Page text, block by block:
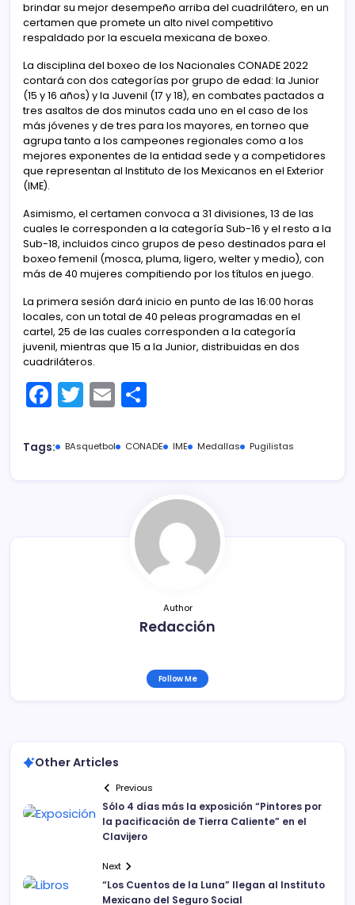
brindar su mejor desempeño arriba del cuadrilátero, en un
certamen que promete un alto nivel competitivo
respaldado por la escuela mexicana de boxeo.
La disciplina del boxeo de los Nacionales CONADE 2022
contará con dos categorías por grupo de edad: la Junior
(15 y 16 años) y la Juvenil (17 y 18), en combates pactados a
tres asaltos de dos minutos cada uno en el caso de los
más jóvenes y de tres para los mayores, en torneo que
agrupa tanto a los campeones regionales como a los
mejores exponentes de la entidad sede y a competidores
que representan al Instituto de los Mexicanos en el Exterior
(IME).
Asimismo, el certamen convoca a 31 divisiones, 13 de las
cuales le corresponden a la categoría Sub-16 y el resto a la
Sub-18, incluidos cinco grupos de peso destinados para el
boxeo femenil (mosca, pluma, ligero, welter y medio), con
más de 40 mujeres compitiendo por los títulos en juego.
La primera sesión dará inicio en punto de las 16:00 horas
locales, con un total de 40 peleas programadas en el
cartel, 25 de las cuales corresponden a la categoría
juvenil, mientras que 15 a la Junior, distribuidas en dos
cuadriláteros.
F
a
c
T
w
itt
E
m
ai m
ar
tir
Tags: BAsquetbol CONADE IME Medallas Pugilistas
Author
Redacción
Follow Me
Other Articles
Previous
Sólo 4 días más la exposición “Pintores por
la pacificación de Tierra Caliente” en el
Clavijero
Next
“Los Cuentos de la Luna” llegan al Instituto
Mexicano del Seguro Social